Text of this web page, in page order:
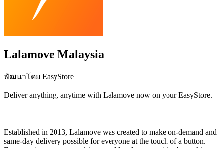
Lalamove Malaysia
พัฒนาโดย EasyStore
Deliver anything, anytime with Lalamove now on your EasyStore.
Established in 2013, Lalamove was created to make on-demand and
same-day delivery possible for everyone at the touch of a button.